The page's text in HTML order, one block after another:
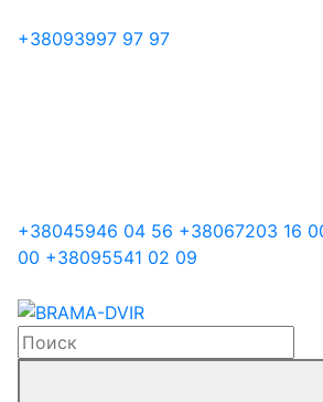
+38093997 97 97
+38045946 04 56 +38067203 16
00 +38095541 02 09